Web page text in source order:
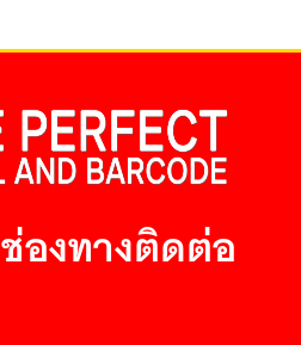
ช่องทางติดต่อ